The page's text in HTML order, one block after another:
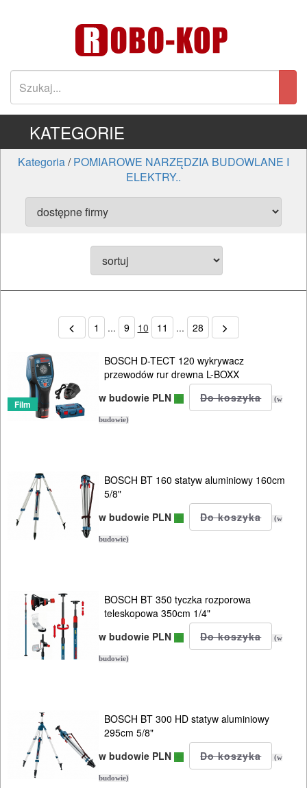
KATEGORIE
Kategoria/POMIAROWE NARZĘDZIA BUDOWLANE I
ELEKTRY..
1 ... 9 10 11 ... 28
Film
BOSCH D-TECT 120 wykrywacz
przewodów rur drewna L-BOXX
w budowie PLN
(w
budowie)
BOSCH BT 160 statyw aluminiowy 160cm
5/8"
w budowie PLN
(w
budowie)
BOSCH BT 350 tyczka rozporowa
teleskopowa 350cm 1/4"
w budowie PLN
(w
budowie)
BOSCH BT 300 HD statyw aluminiowy
295cm 5/8"
w budowie PLN
(w
budowie)